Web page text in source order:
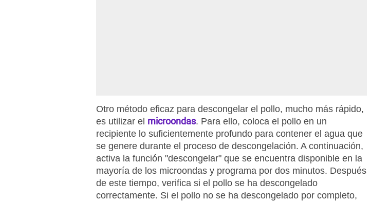
Otro método eficaz para descongelar el pollo, mucho más rápido,
es utilizar el microondas. Para ello, coloca el pollo en un
recipiente lo suficientemente profundo para contener el agua que
se genere durante el proceso de descongelación. A continuación,
activa la función "descongelar" que se encuentra disponible en la
mayoría de los microondas y programa por dos minutos. Después
de este tiempo, verifica si el pollo se ha descongelado
correctamente. Si el pollo no se ha descongelado por completo,